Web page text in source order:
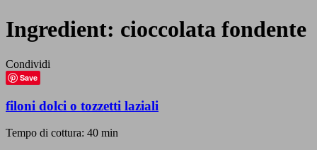
Ingredient: cioccolata fondente
Condividi
Save
filoni dolci o tozzetti laziali
Tempo di cottura: 40 min